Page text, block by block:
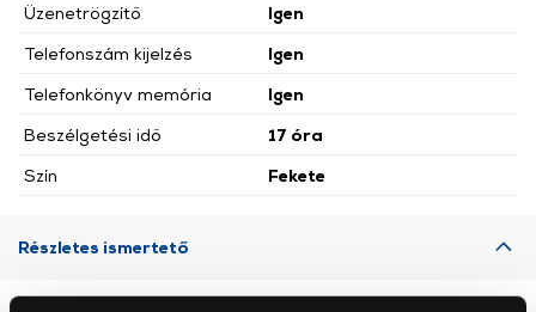
Üzenetrögzítő
Igen
Telefonszám kijelzés
Igen
Telefonkönyv memória
Igen
Beszélgetési idő
17 óra
Szín
Fekete
Részletes ismertető